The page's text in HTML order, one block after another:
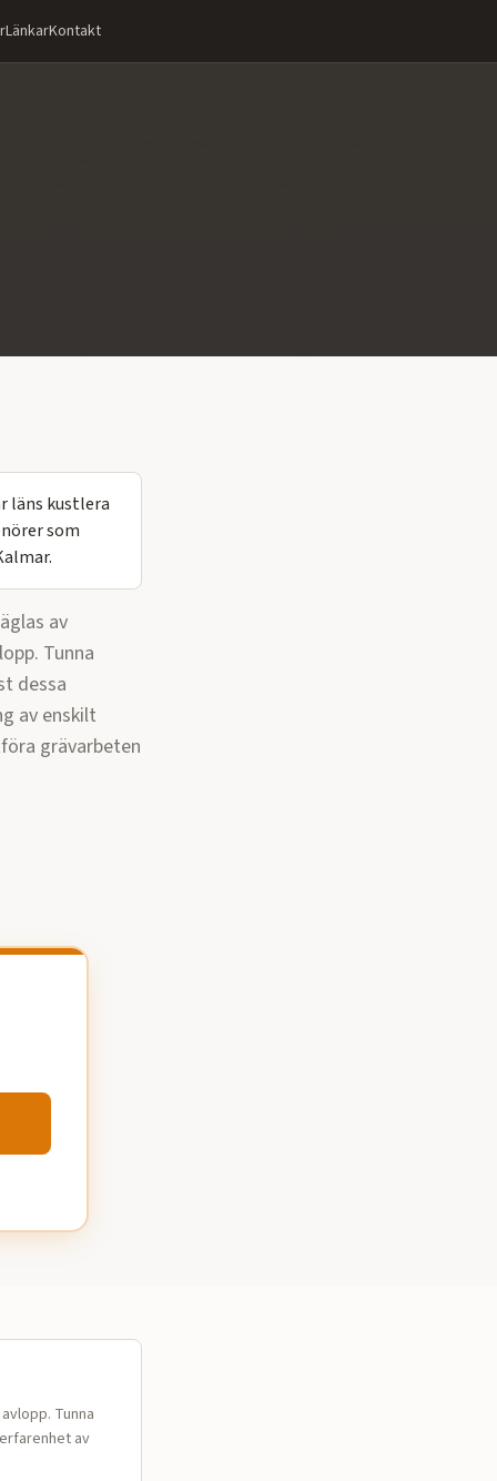
LänkarKontakt
läns kustlera
som
av
Tunna
dessa
av enskilt
grävarbeten
Tunna
av